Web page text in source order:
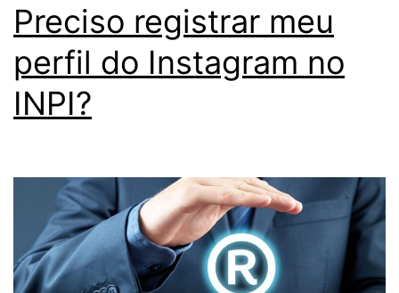
Preciso registrar meu
perfil do Instagram no
INPI?